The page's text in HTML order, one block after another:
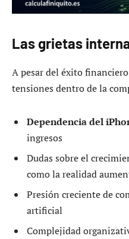
Las grietas
A pesar del éxito
tensiones dentro de la
Dependencia del
ingresos
Dudas sobre el
como la realidad
Presión creciente de
artificial
Complejidad